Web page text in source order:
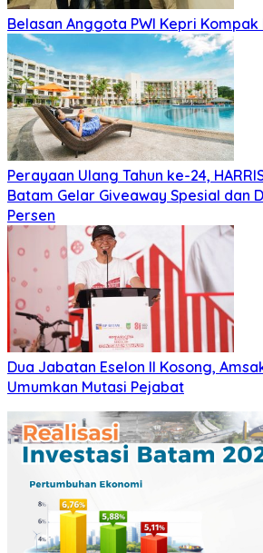
Belasan Anggota PWI Kepri Kompak
Perayaan Ulang Tahun ke-24,
Batam Gelar Giveaway Spesial dan
Persen
Dua Jabatan Eselon II Kosong,
Umumkan Mutasi Pejabat